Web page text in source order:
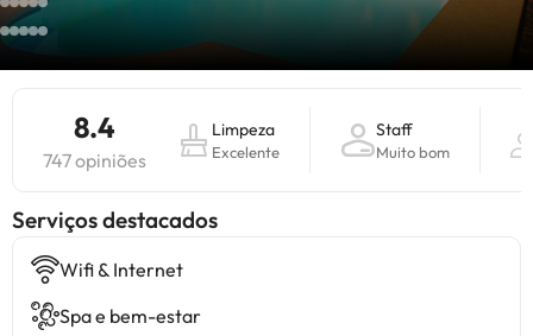
8.4
747 opiniões
Limpeza
Excelente
Staff
Muito bom
Serviços destacados
Wifi & Internet
Spa e bem-estar